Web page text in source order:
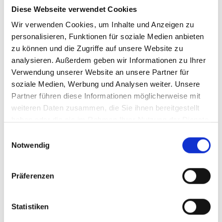
Diese Webseite verwendet Cookies
Wir verwenden Cookies, um Inhalte und Anzeigen zu
personalisieren, Funktionen für soziale Medien anbieten
zu können und die Zugriffe auf unsere Website zu
analysieren. Außerdem geben wir Informationen zu Ihrer
Verwendung unserer Website an unsere Partner für
soziale Medien, Werbung und Analysen weiter. Unsere
Partner führen diese Informationen möglicherweise mit
weiteren Daten zusammen, die Sie ihnen bereitgestellt
Notwendig
Präferenzen
Statistiken
Ausstellungen/Kunst
Details